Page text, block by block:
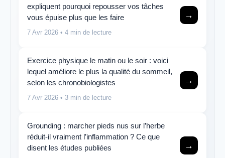
expliquent pourquoi repousser vos tâches
vous épuise plus que les faire
7 Avr 2026 • 4 min de lecture
→
Exercice physique le matin ou le soir : voici
lequel améliore le plus la qualité du sommeil,
selon les chronobiologistes
7 Avr 2026 • 3 min de lecture
→
Grounding : marcher pieds nus sur l’herbe
réduit-il vraiment l’inflammation ? Ce que
disent les études publiées
→